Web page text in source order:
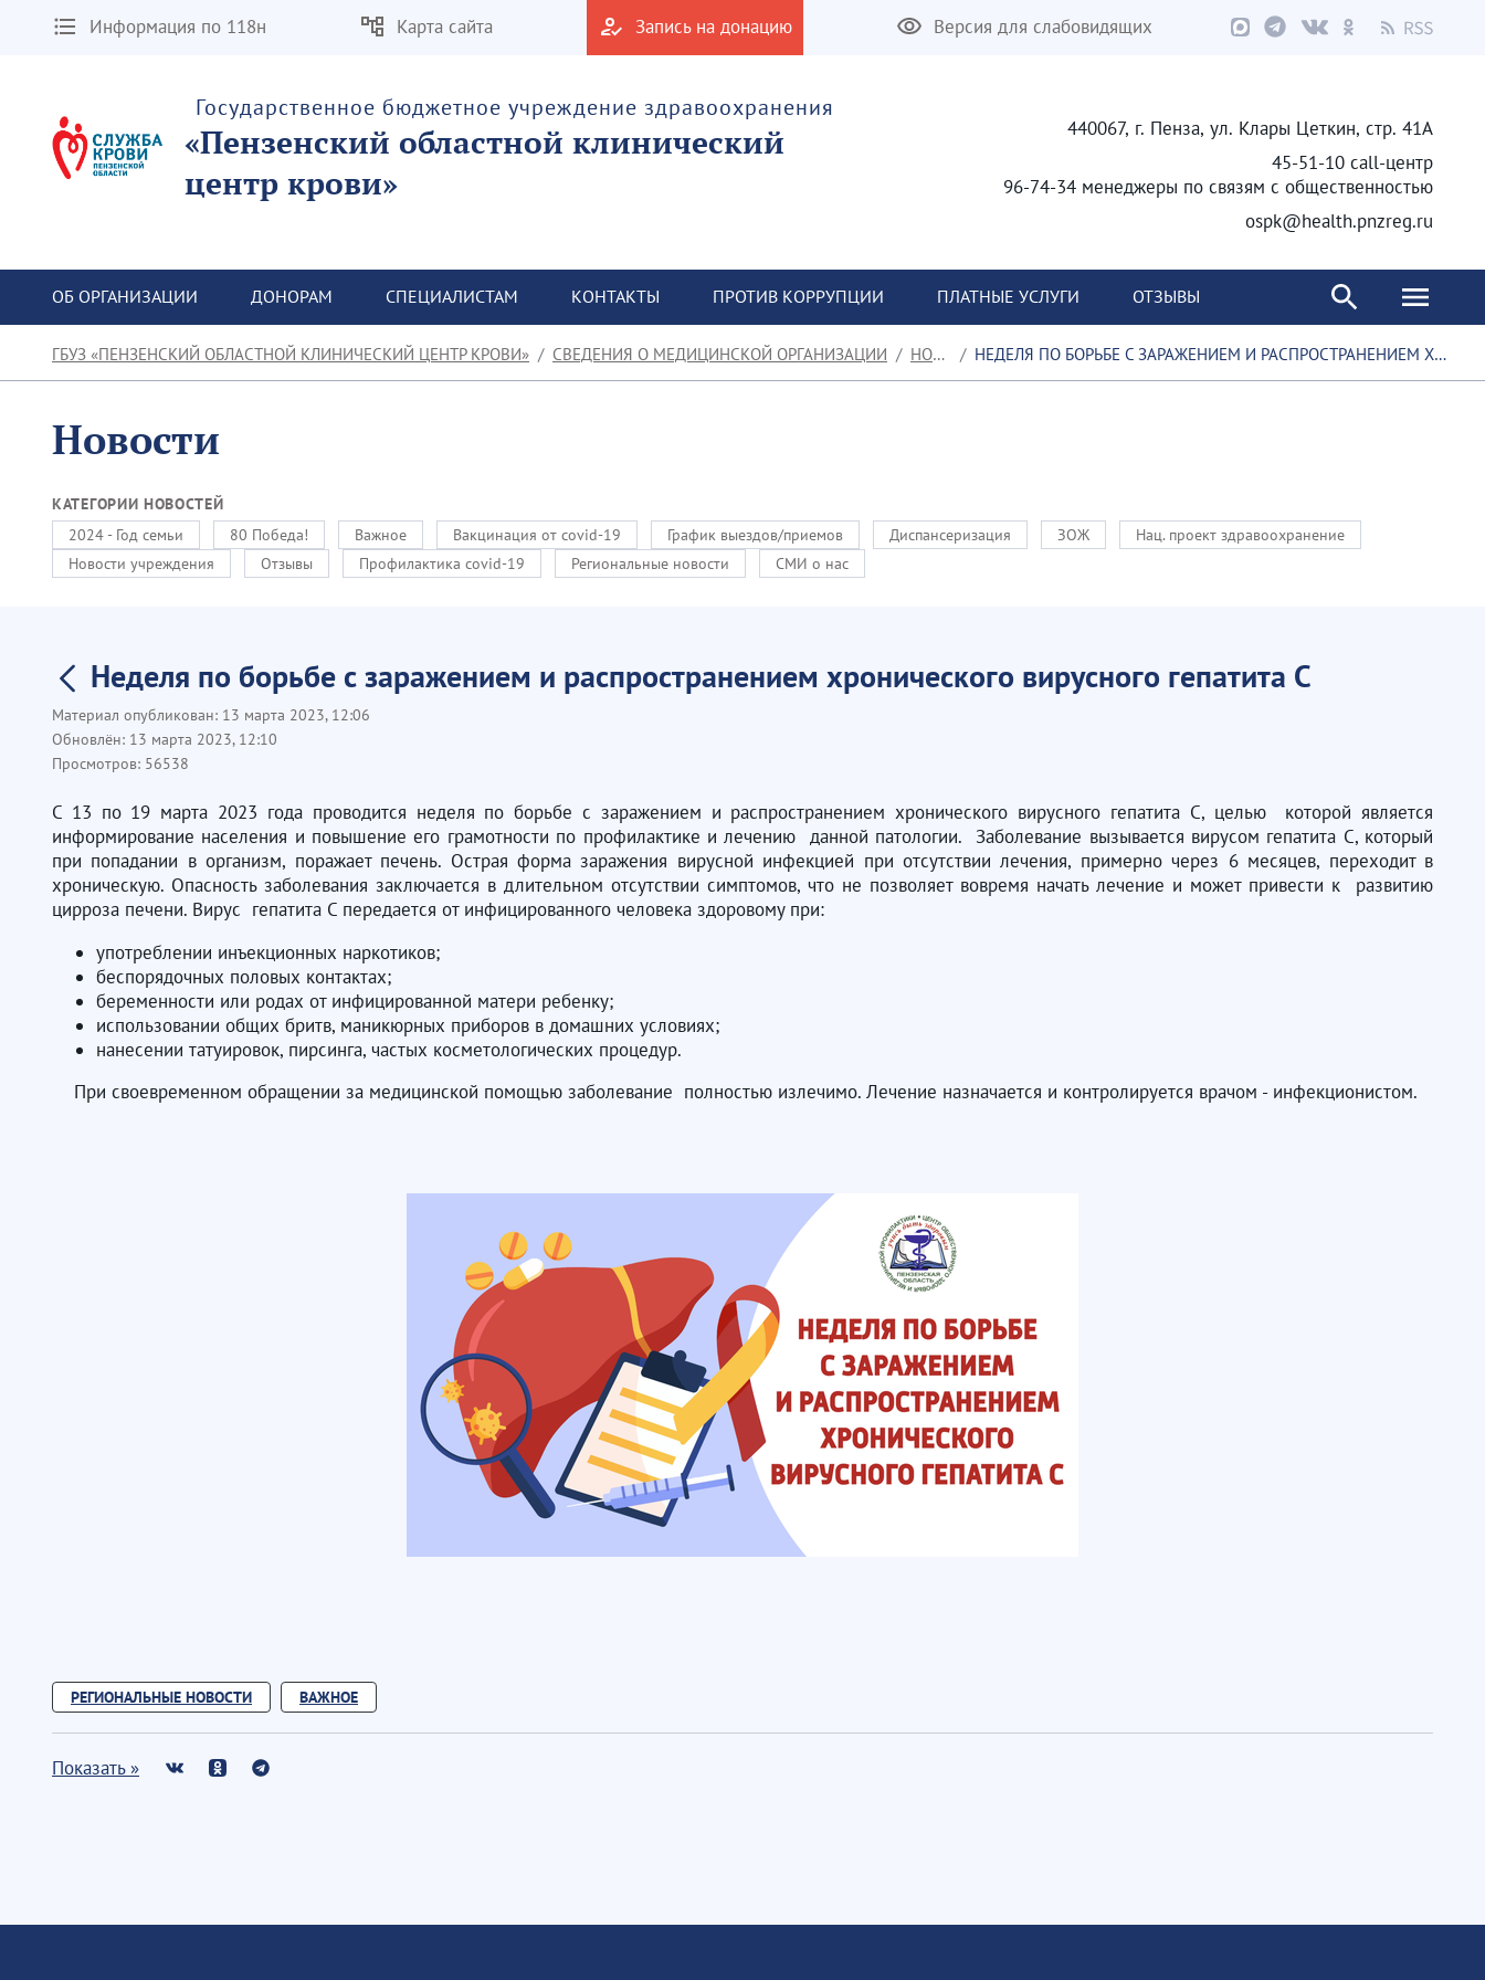
Информация по 118н Карта сайта Запись на донацию Версия для слабовидящих
Государственное бюджетное учреждение здравоохранения
«Пензенский областной клинический
центр крови»
440067, г. Пенза, ул. Клары Цеткин, стр. 41А
45-51-10 call-центр
96-74-34 менеджеры по связям с общественностью
ospk@health.pnzreg.ru
ОБ ОРГАНИЗАЦИИ ДОНОРАМ СПЕЦИАЛИСТАМ КОНТАКТЫ ПРОТИВ КОРРУПЦИИ ПЛАТНЫЕ УСЛУГИ ОТЗЫВЫ
ГБУЗ «ПЕНЗЕНСКИЙ ОБЛАСТНОЙ КЛИНИЧЕСКИЙ ЦЕНТР КРОВИ» СВЕДЕНИЯ О МЕДИЦИНСКОЙ ОРГАНИЗАЦИИ НОВОСТИ НЕДЕЛЯ ПО БОРЬБЕ С ЗАРАЖЕНИЕМ И РАСПРОСТРАНЕНИЕМ ХРОНИЧЕСКОГО ВИРУСНОГО ГЕПАТИТА С
Новости
КАТЕГОРИИ НОВОСТЕЙ
2024 - Год семьи
80 Победа! Важное Вакцинация от covid-19 График выездов/приемов Диспансеризация ЗОЖ
Нац. проект здравоохранение
Новости учреждения
Отзывы Профилактика covid-19 Региональные новости СМИ о нас
Неделя по борьбе с заражением и распространением хронического вирусного гепатита С
Материал опубликован: 13 марта 2023, 12:06
Обновлён: 13 марта 2023, 12:10
Просмотров: 56538
С 13 по 19 марта 2023 года проводится неделя по борьбе с заражением и распространением хронического вирусного гепатита С, целью которой является
информирование населения и повышение его грамотности по профилактике и лечению данной патологии. Заболевание вызывается вирусом гепатита С, который
при попадании в организм, поражает печень. Острая форма заражения вирусной инфекцией при отсутствии лечения, примерно через 6 месяцев, переходит в
хроническую. Опасность заболевания заключается в длительном отсутствии симптомов, что не позволяет вовремя начать лечение и может привести к развитию
цирроза печени. Вирус гепатита С передается от инфицированного человека здоровому при:
употреблении инъекционных наркотиков;
беспорядочных половых контактах;
беременности или родах от инфицированной матери ребенку;
использовании общих бритв, маникюрных приборов в домашних условиях;
нанесении татуировок, пирсинга, частых косметологических процедур.
При своевременном обращении за медицинской помощью заболевание полностью излечимо. Лечение назначается и контролируется врачом - инфекционистом.
РЕГИОНАЛЬНЫЕ НОВОСТИ ВАЖНОЕ
Показать »